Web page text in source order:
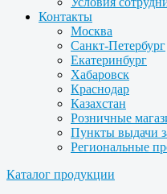
Контакты
Москва
Санкт-Петербург
Екатеринбург
Хабаровск
Краснодар
Казахстан
Розничные
Пункты выдачи
Региональные
Каталог продукции